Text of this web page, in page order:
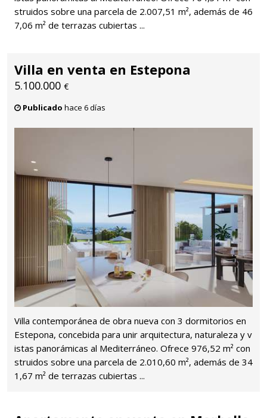
struidos sobre una parcela de 2.007,51 m², además de 46
7,06 m² de terrazas cubiertas ...
Villa en venta en Estepona
5.100.000 €
Publicado hace 6 días
Villa contemporánea de obra nueva con 3 dormitorios en
Estepona, concebida para unir arquitectura, naturaleza y v
istas panorámicas al Mediterráneo. Ofrece 976,52 m² con
struidos sobre una parcela de 2.010,60 m², además de 34
1,67 m² de terrazas cubiertas ...